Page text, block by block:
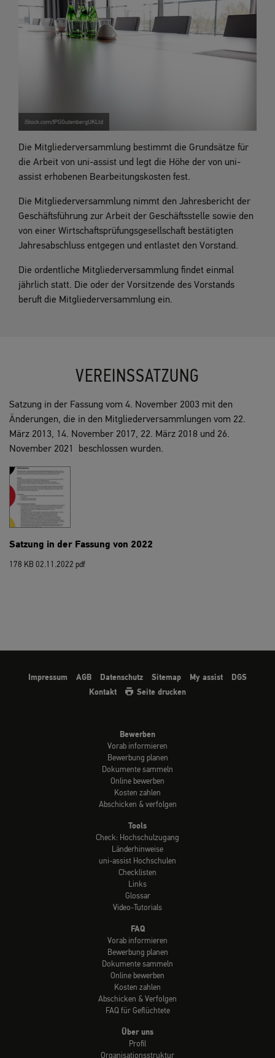
Die Mitgliederversammlung bestimmt die Grundsätze für
die Arbeit von uni-assist und legt die Höhe der von uni-
assist erhobenen Bearbeitungskosten fest.
Die Mitgliederversammlung nimmt den Jahresbericht der
Geschäftsführung zur Arbeit der Geschäftsstelle sowie den
von einer Wirtschaftsprüfungsgesellschaft bestätigten
Jahresabschluss entgegen und entlastet den Vorstand.
Die ordentliche Mitgliederversammlung findet einmal
jährlich statt. Die oder der Vorsitzende des Vorstands
beruft die Mitgliederversammlung ein.
iStock.com/IPGGutenbergUKLtd
VEREINSSATZUNG
Satzung in der Fassung vom 4. November 2003 mit den
Änderungen, die in den Mitgliederversammlungen vom 22.
März 2013, 14. November 2017, 22. März 2018 und 26.
November 2021 beschlossen wurden.
Satzung in der Fassung von 2022
178 KB 02.11.2022 pdf
Impressum AGB Datenschutz Sitemap My assist
DGS
Kontakt
Seite drucken
Bewerben
Vorab informieren
Bewerbung planen
Dokumente sammeln
Online bewerben
Kosten zahlen
Abschicken & verfolgen
Tools
Check: Hochschulzugang
Länderhinweise
uni-assist Hochschulen
Checklisten
Links
Glossar
Video-Tutorials
FAQ
Vorab informieren
Bewerbung planen
Dokumente sammeln
Online bewerben
Kosten zahlen
Abschicken & Verfolgen
FAQ für Geflüchtete
Über uns
Profil
Organisationsstruktur